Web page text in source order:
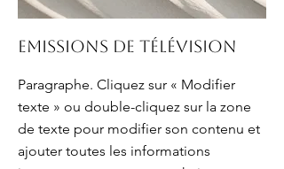
Emissions de télévision
Paragraphe. Cliquez sur « Modifier
texte » ou double-cliquez sur la zone
de texte pour modifier son contenu et
ajouter toutes les informations